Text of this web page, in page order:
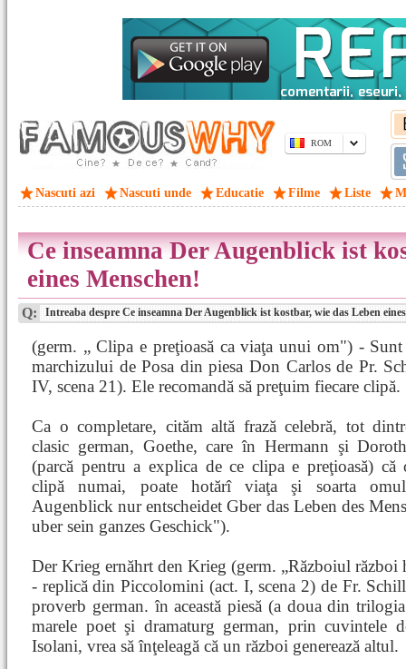
ROM
Nascuti azi Nascuti unde Educatie Filme Liste
Ce inseamna Der Augenblick ist
eines Menschen!
Q: Intreaba despre Ce inseamna Der Augenblick ist kostbar, wie das Leben
(germ. „ Clipa e preţioasă ca viaţa unui om") -
marchizului de Posa din piesa Don Carlos de Pr.
IV, scena 21). Ele recomandă să preţuim fiecare clipă.
Ca o completare, cităm altă frază celebră, tot
clasic german, Goethe, care în Hermann şi
(parcă pentru a explica de ce clipa e preţioasă) că
clipă numai, poate hotărî viaţa şi soarta
Augenblick nur entscheidet Gber das Leben des
uber sein ganzes Geschick").
Der Krieg ernăhrt den Krieg (germ. „Războiul război
- replică din Piccolomini (act. I, scena 2) de Fr.
proverb german. în această piesă (a doua din
marele poet şi dramaturg german, prin cuvintele
Isolani, vrea să înţeleagă că un război generează altul.